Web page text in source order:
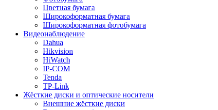
Цветная бумага
Широкоформатная бумага
Широкоформатная фотобумага
Видеонаблюдение
Dahua
Hikvision
HiWatch
IP-COM
Tenda
TP-Link
Жёсткие диски и оптические носители
Внешние жёсткие диски